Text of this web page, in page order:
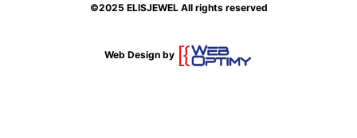
©2025 ELISJEWEL All rights reserved
Web Design by